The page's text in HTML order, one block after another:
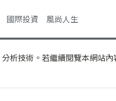
國際投資 風尚人生
析技術。若繼續閱覽本網站